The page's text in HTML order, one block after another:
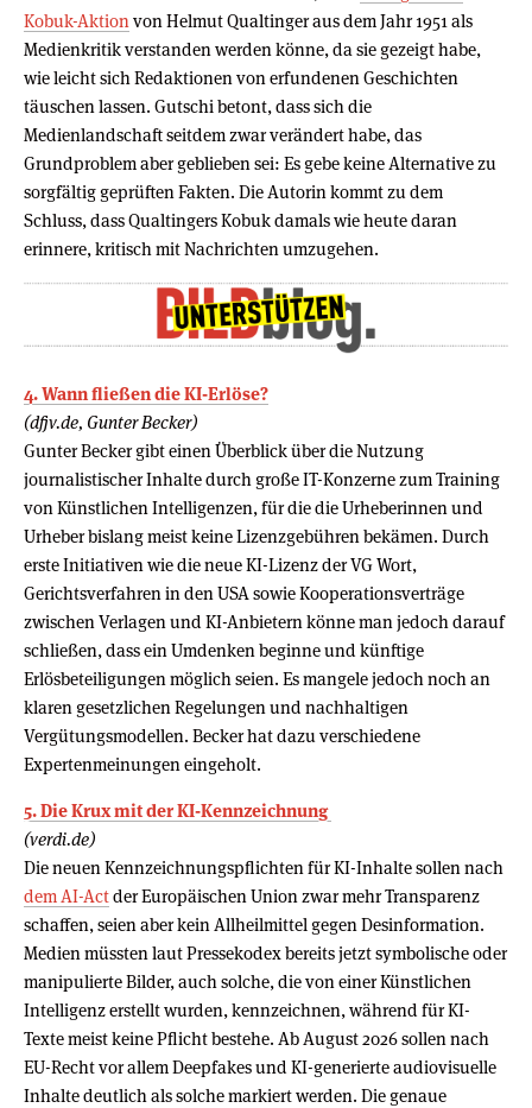
Kobuk-Aktion von Helmut Qualtinger aus dem Jahr 1951 als
Medienkritik verstanden werden könne, da sie gezeigt habe,
wie leicht sich Redaktionen von erfundenen Geschichten
täuschen lassen. Gutschi betont, dass sich die
Medienlandschaft seitdem zwar verändert habe, das
Grundproblem aber geblieben sei: Es gebe keine Alternative zu
sorgfältig geprüften Fakten. Die Autorin kommt zu dem
Schluss, dass Qualtingers Kobuk damals wie heute daran
erinnere, kritisch mit Nachrichten umzugehen.
4. Wann fließen die KI-Erlöse?
(dfjv.de, Gunter Becker)
Gunter Becker gibt einen Überblick über die Nutzung
journalistischer Inhalte durch große IT-Konzerne zum Training
von Künstlichen Intelligenzen, für die die Urheberinnen und
Urheber bislang meist keine Lizenzgebühren bekämen. Durch
erste Initiativen wie die neue KI-Lizenz der VG Wort,
Gerichtsverfahren in den USA sowie Kooperationsverträge
zwischen Verlagen und KI-Anbietern könne man jedoch darauf
schließen, dass ein Umdenken beginne und künftige
Erlösbeteiligungen möglich seien. Es mangele jedoch noch an
klaren gesetzlichen Regelungen und nachhaltigen
Vergütungsmodellen. Becker hat dazu verschiedene
Expertenmeinungen eingeholt.
5. Die Krux mit der KI-Kennzeichnung
(verdi.de)
Die neuen Kennzeichnungspflichten für KI-Inhalte sollen nach
dem AI-Actder Europäischen Union zwar mehr Transparenz
schaffen, seien aber kein Allheilmittel gegen Desinformation.
Medien müssten laut Pressekodex bereits jetzt symbolische oder
manipulierte Bilder, auch solche, die von einer Künstlichen
Intelligenz erstellt wurden, kennzeichnen, während für KI-
Texte meist keine Pflicht bestehe. Ab August 2026 sollen nach
EU-Recht vor allem Deepfakes und KI-generierte audiovisuelle
Inhalte deutlich als solche markiert werden. Die genaue